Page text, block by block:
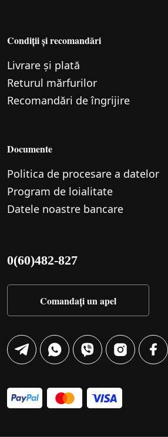
Condiții și recomandări
Livrare și plată
Returul mărfurilor
Recomandări de îngrijire
Documente
Politica de procesare a datelor
Program de loialitate
Datele noastre bancare
0(60)482-827
Comandați un apel